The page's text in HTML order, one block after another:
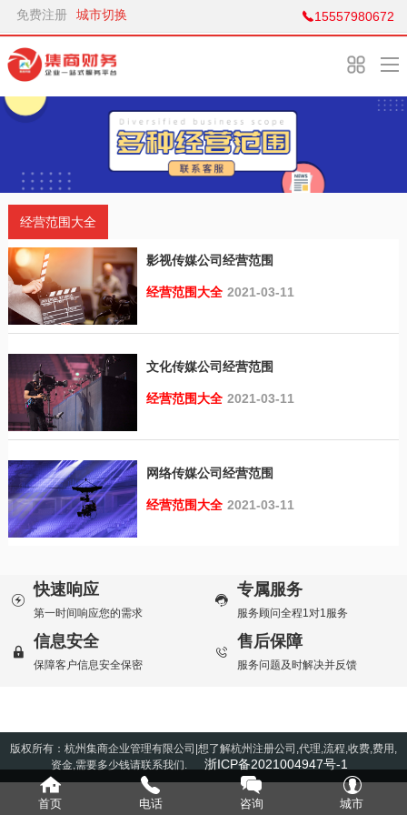
免费注册 城市切换 15557980672
经营范围大全
影视传媒公司经营范围
经营范围大全 2021-03-11
文化传媒公司经营范围
经营范围大全 2021-03-11
网络传媒公司经营范围
经营范围大全 2021-03-11
快速响应
第一时间响应您的需求
专属服务
服务顾问全程1对1服务
信息安全
保障客户信息安全保密
售后保障
服务问题及时解决并反馈
首页 电话 咨询 城市
版权所有：杭州集商企业管理有限公司|想了解杭州注册公司,代理,流程,收费,费用,
资金,需要多少钱请联系我们.
浙ICP备2021004947号-1